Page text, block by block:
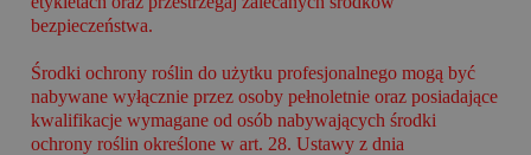
bezpieczeństwa.
Środki ochrony roślin do użytku profesjonalnego mogą być
nabywane wyłącznie przez osoby pełnoletnie oraz posiadające
kwalifikacje wymagane od osób nabywających środki
ochrony roślin określone w art. 28. Ustawy z dnia